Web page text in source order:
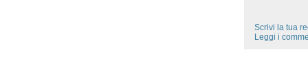
Scrivi la tua
Leggi i